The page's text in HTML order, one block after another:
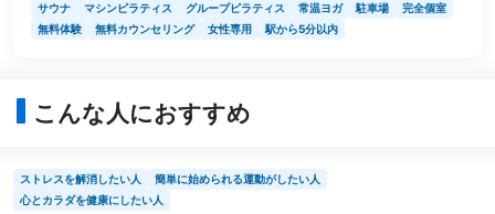
サウナ マシンピラティス グループピラティス 常温ヨガ 駐車場
完全個室
無料体験
無料カウンセリング 女性専用 駅から5分以内
こんな人におすすめ
ストレスを解消したい人
簡単に始められる運動がしたい人
心とカラダを健康にしたい人